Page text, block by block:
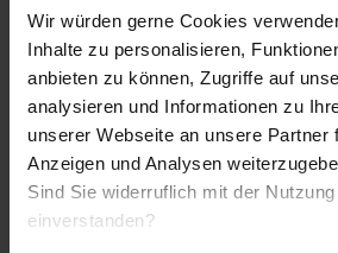
Wir würden gerne Cookies
Inhalte zu personalisieren,
anbieten zu können, Zugriffe auf
analysieren und Informationen zu
unserer Webseite an unsere Partner
Anzeigen und Analysen
Sind Sie widerruflich mit der
einverstanden?